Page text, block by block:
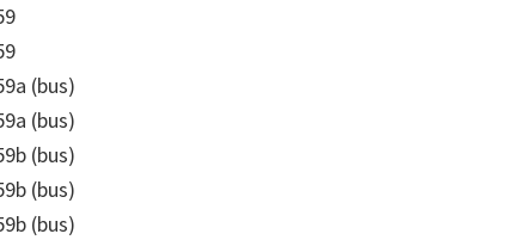
(bus)
(bus)
(bus)
(bus)
(bus)